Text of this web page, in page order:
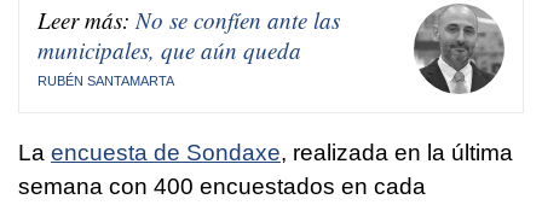
Leer más:No se confíen ante las
municipales, que aún queda
RUBÉN SANTAMARTA
La encuesta de Sondaxe, realizada en la última
semana con 400 encuestados en cada